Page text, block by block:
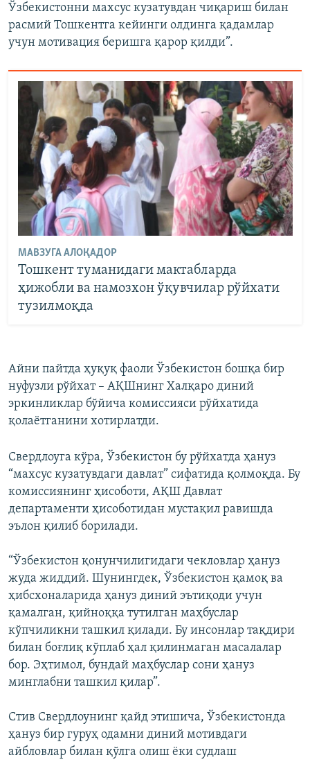
Ўзбекистонни махсус кузатувдан чиқариш билан
расмий Тошкентга кейинги олдинга қадамлар
учун мотивация беришга қарор қилди”.
МАВЗУГА АЛОҚАДОР
Тошкент туманидаги мактабларда
ҳижобли ва намозхон ўқувчилар рўйхати
тузилмоқда
Айни пайтда ҳуқуқ фаоли Ўзбекистон бошқа бир
нуфузли рўйхат – АҚШнинг Халқаро диний
эркинликлар бўйича комиссияси рўйхатида
қолаётганини хотирлатди.
Свердлоуга кўра, Ўзбекистон бу рўйхатда ҳануз
“махсус кузатувдаги давлат” сифатида қолмоқда. Бу
комиссиянинг ҳисоботи, АҚШ Давлат
департаменти ҳисоботидан мустақил равишда
эълон қилиб борилади.
“Ўзбекистон қонунчилигидаги чекловлар ҳануз
жуда жиддий. Шунингдек, Ўзбекистон қамоқ ва
ҳибсхоналарида ҳануз диний эътиқоди учун
қамалган, қийноққа тутилган маҳбуслар
кўпчиликни ташкил қилади. Бу инсонлар тақдири
билан боғлиқ кўплаб ҳал қилинмаган масалалар
бор. Эҳтимол, бундай маҳбуслар сони ҳануз
минглабни ташкил қилар”.
Стив Свердлоунинг қайд этишича, Ўзбекистонда
ҳануз бир гуруҳ одамни диний мотивдаги
айбловлар билан қўлга олиш ёки судлаш